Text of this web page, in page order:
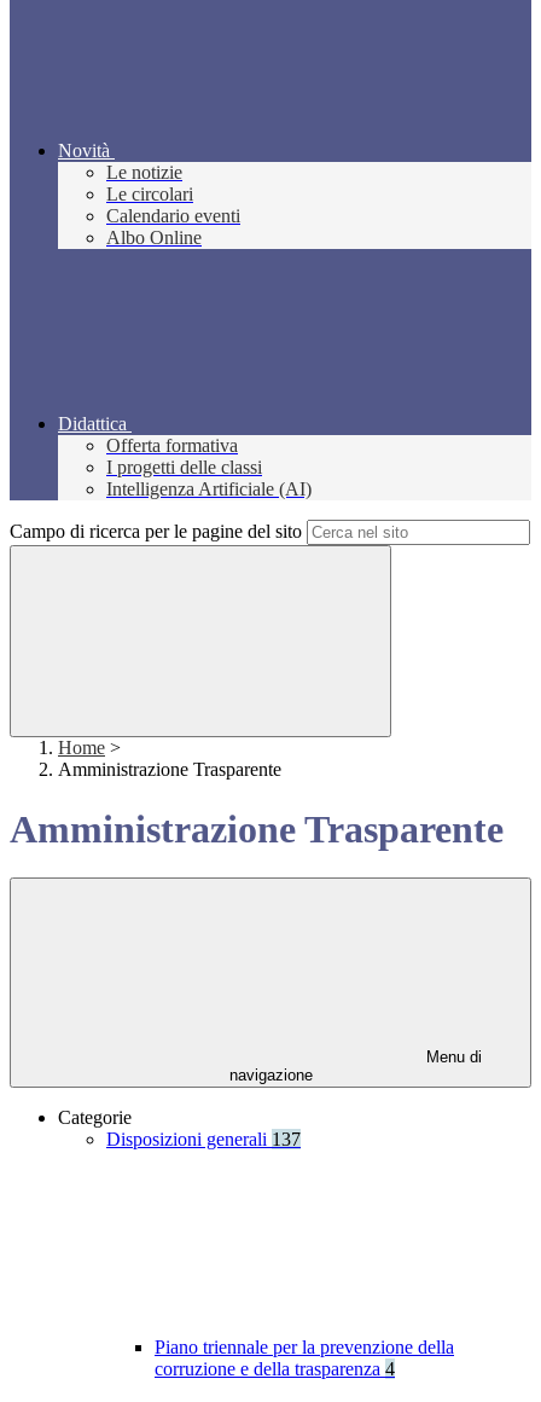
Novità
Le notizie
Le circolari
Calendario eventi
Albo Online
Didattica
Offerta formativa
I progetti delle classi
Intelligenza Artificiale (AI)
Campo di ricerca per le pagine del sito
Home >
Amministrazione Trasparente
Amministrazione Trasparente
Menu di
navigazione
Categorie
Disposizioni generali 137
Piano triennale per la prevenzione della
corruzione e della trasparenza 4